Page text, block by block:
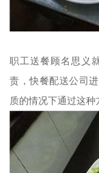
职工送餐顾名思义
责，快餐配送公司
质的情况下通过这种